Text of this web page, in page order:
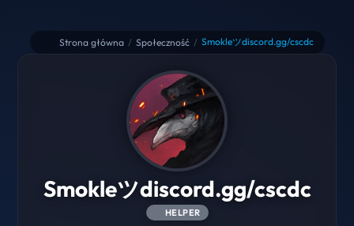
Strona główna / Społeczność / Smokleツdiscord.gg/cscdc
Smokleツdiscord.gg/cscdc
HELPER